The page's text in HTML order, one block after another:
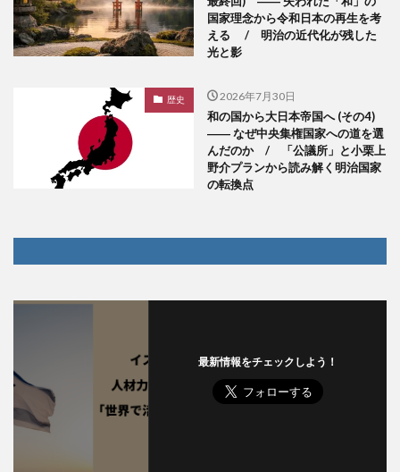
国家理念から令和日本の再生を考
える / 明治の近代化が残した
光と影
歴史 2026年7月30日
和の国から大日本帝国へ (その4)
―― なぜ中央集権国家への道を選
んだのか / 「公議所」と小栗上
野介プランから読み解く明治国家
の転換点
最新情報をチェックしよう！